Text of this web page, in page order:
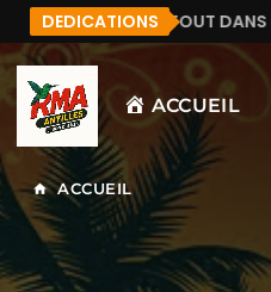
DEDICATIONS
DANS LE MONDE.
ACCUEIL
home ACCUEIL